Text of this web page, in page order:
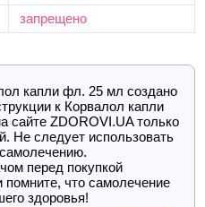
запрещено
капли фл. 25 мл создано
к Корвалол капли
сайте ZDOROVI.UA только
Не следует использовать
перед покупкой
что самолечение
здоровья!